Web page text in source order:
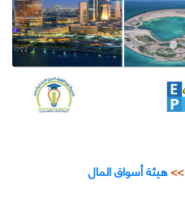
>>هيئة أسواق المال